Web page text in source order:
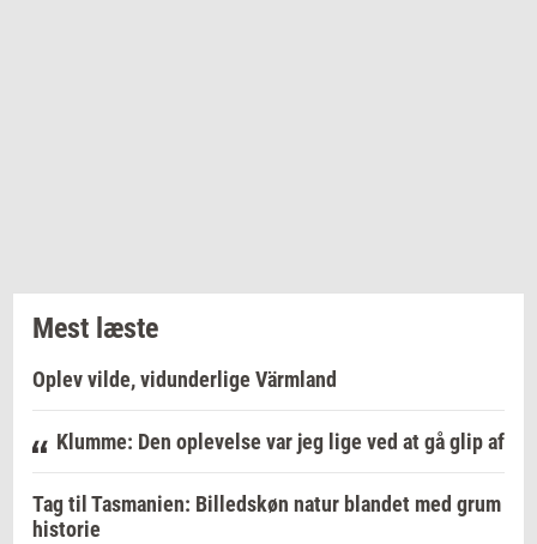
Mest læste
Oplev vilde, vidunderlige Värmland
Klumme: Den oplevelse var jeg lige ved at gå glip af
Tag til Tasmanien: Billedskøn natur blandet med grum
historie